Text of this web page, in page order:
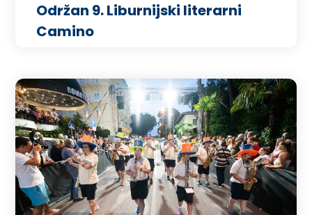
Održan 9. Liburnijski literarni
Camino